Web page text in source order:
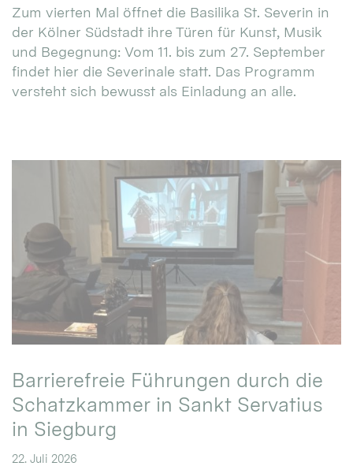
Zum vierten Mal öffnet die Basilika St. Severin in
der Kölner Südstadt ihre Türen für Kunst, Musik
und Begegnung: Vom 11. bis zum 27. September
findet hier die Severinale statt. Das Programm
versteht sich bewusst als Einladung an alle.
Barrierefreie Führungen durch die
Schatzkammer in Sankt Servatius
in Siegburg
22. Juli 2026